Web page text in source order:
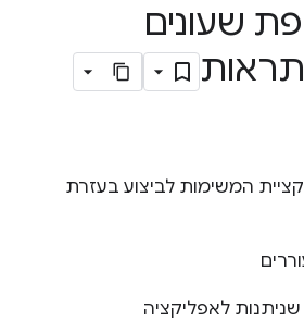
שעונים
המשימות לביצוע בעזרת
לאפליקציה